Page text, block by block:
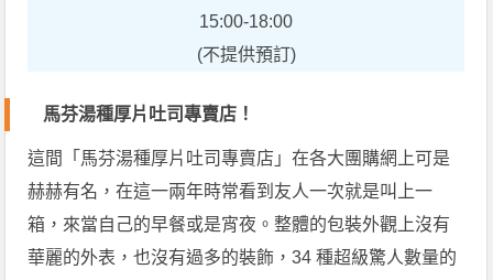
15:00-18:00
(不提供預訂)
馬芬湯種厚片吐司專賣店！
這間「馬芬湯種厚片吐司專賣店」在各大團購網上可是
赫赫有名，在這一兩年時常看到友人一次就是叫上一
箱，來當自己的早餐或是宵夜。整體的包裝外觀上沒有
華麗的外表，也沒有過多的裝飾，34 種超級驚人數量的